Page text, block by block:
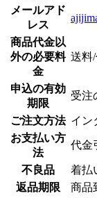
メールアド
レス
商品代金以
外の必要料
金
送料
申込の有効
期限
受注
ご注文方法 イン
お支払い方
法
代金
不良品
着払
返品期限
商品